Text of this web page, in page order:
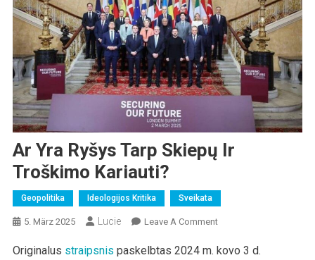
Ar Yra Ryšys Tarp Skiepų Ir
Troškimo Kariauti?
Geopolitika Ideologijos Kritika Sveikata
5. März 2025 Lucie Leave A CommentOn
Yra
Originalus straipsnis paskelbtas 2024 m. kovo 3 d.